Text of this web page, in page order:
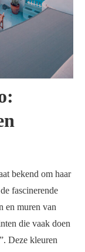
bekend om haar
fascinerende
en muren van
die vaak doen
Deze kleuren